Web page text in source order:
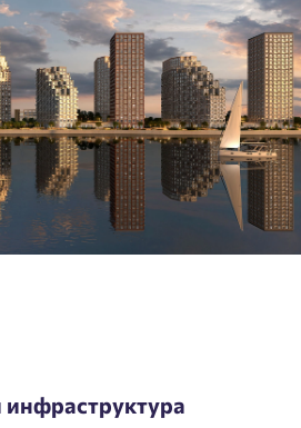
вы даёте согласие на обработку